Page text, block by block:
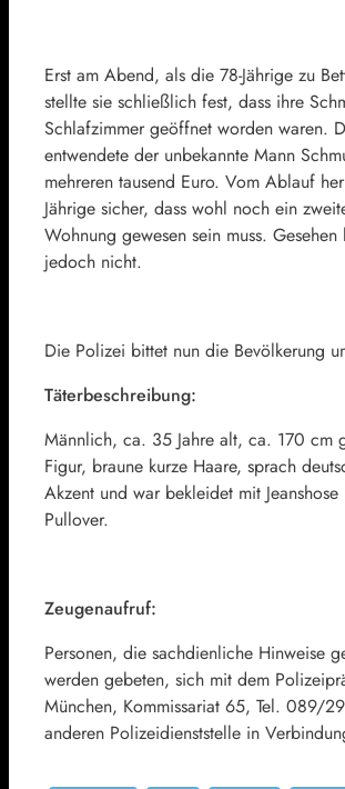
Erst am Abend, als die 78-Jährige zu
stellte sie schließlich fest, dass ihre
Schlafzimmer geöffnet worden waren.
entwendete der unbekannte Mann
mehreren tausend Euro. Vom Ablauf
Jährige sicher, dass wohl noch ein
Wohnung gewesen sein muss. Gesehen
jedoch nicht.
Die Polizei bittet nun die Bevölkerung
Täterbeschreibung:
Männlich, ca. 35 Jahre alt, ca. 170 cm
Figur, braune kurze Haare, sprach
Akzent und war bekleidet mit
Pullover.
Zeugenaufruf:
Personen, die sachdienliche Hinweise
werden gebeten, sich mit dem
München, Kommissariat 65, Tel. 089/
anderen Polizeidienststelle in